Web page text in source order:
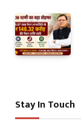
Stay In Touch